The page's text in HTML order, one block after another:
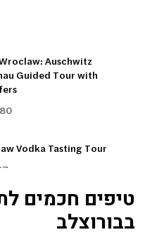
טיפים חכמים
בבורוצלב